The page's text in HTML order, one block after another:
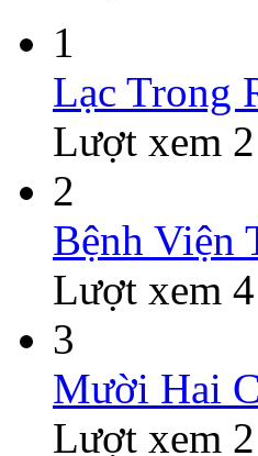
1
Lạc Trong
Lượt xem 2
2
Bệnh Viện
Lượt xem 4
3
Mười Hai
Lượt xem 2